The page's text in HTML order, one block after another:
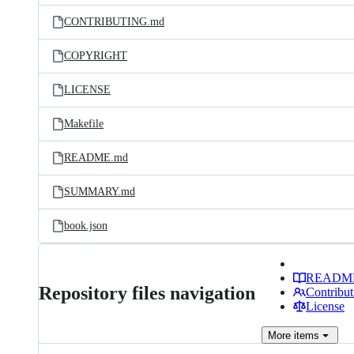
CONTRIBUTING.md
COPYRIGHT
LICENSE
Makefile
README.md
SUMMARY.md
book.json
Repository files navigation
License
More items